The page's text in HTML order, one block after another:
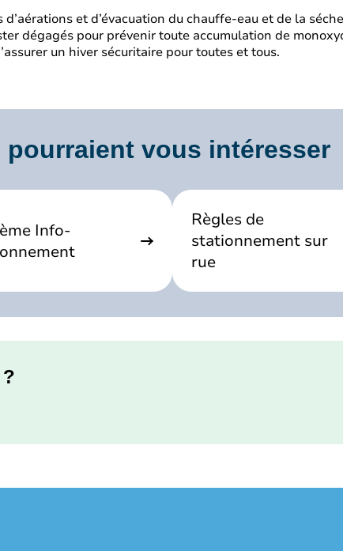
et d’évacuation du chauffe-eau et de la
dégagés pour prévenir toute accumulation de
un hiver sécuritaire pour toutes et tous.
pourraient vous intéresser
Info-
Règles de
stationnement sur
rue